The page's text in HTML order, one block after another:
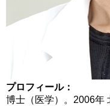
プロフィール：
博士（医学）。 2006年